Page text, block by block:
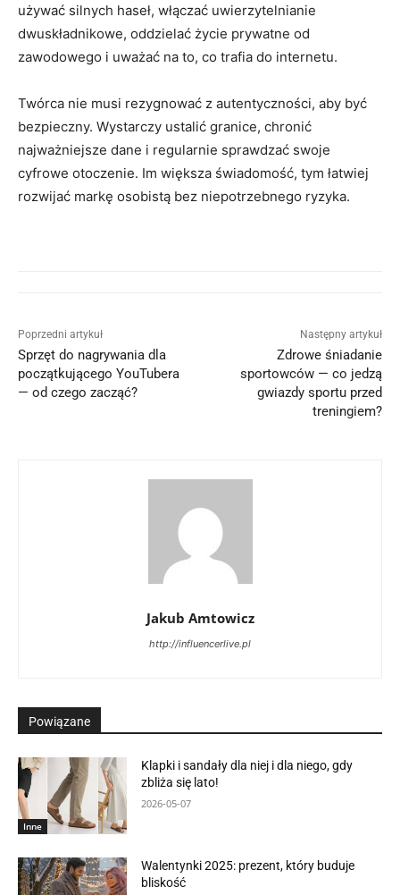
używać silnych haseł, włączać uwierzytelnianie
dwuskładnikowe, oddzielać życie prywatne od
zawodowego i uważać na to, co trafia do internetu.
Twórca nie musi rezygnować z autentyczności, aby być
bezpieczny. Wystarczy ustalić granice, chronić
najważniejsze dane i regularnie sprawdzać swoje
cyfrowe otoczenie. Im większa świadomość, tym łatwiej
rozwijać markę osobistą bez niepotrzebnego ryzyka.
Poprzedni artykuł
Sprzęt do nagrywania dla
początkującego YouTubera
— od czego zacząć?
Następny artykuł
Zdrowe śniadanie
sportowców — co jedzą
gwiazdy sportu przed
treningiem?
Jakub Amtowicz
http://influencerlive.pl
Powiązane
Inne
Klapki i sandały dla niej i dla niego, gdy
zbliża się lato!
2026-05-07
Walentynki 2025: prezent, który buduje
bliskość